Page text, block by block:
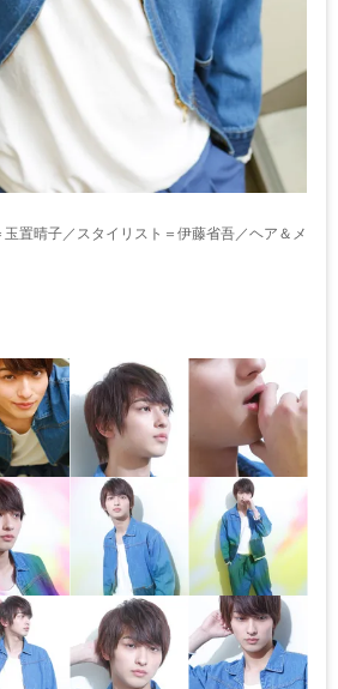
置晴子／スタイリスト＝伊藤省吾／ヘア＆メ